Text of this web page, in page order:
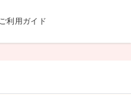
ご利用ガイド